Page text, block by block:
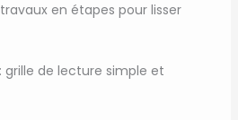
en étapes pour lisser
grille de lecture simple et